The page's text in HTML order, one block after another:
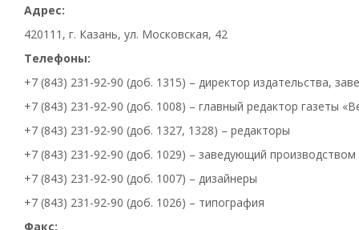
Адрес:
420111, г. Казань, ул. Московская, 42
Телефоны:
+7 (843) 231-92-90 (доб. 1315) – директор издательства,
+7 (843) 231-92-90 (доб. 1008) – главный редактор газеты
+7 (843) 231-92-90 (доб. 1327, 1328) – редакторы
+7 (843) 231-92-90 (доб. 1029) – заведующий производством
+7 (843) 231-92-90 (доб. 1007) – дизайнеры
+7 (843) 231-92-90 (доб. 1026) – типография
Факс: